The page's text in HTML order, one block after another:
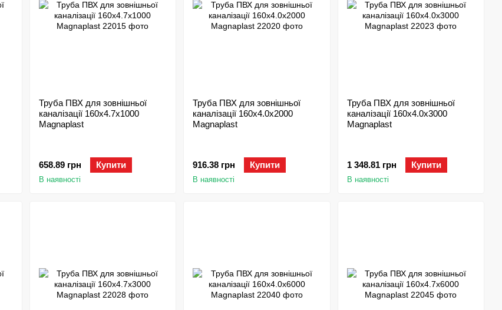
Труба ПВХ для зовнішньої
каналізації 160х4.7х1000
Magnaplast
658.89 грн Купити
В наявності
Труба ПВХ для зовнішньої
каналізації 160х4.0x2000
Magnaplast
916.38 грн Купити
В наявності
Труба ПВХ для зовнішньої
каналізації 160х4.0x3000
Magnaplast
1 348.81 грн Купити
В наявності